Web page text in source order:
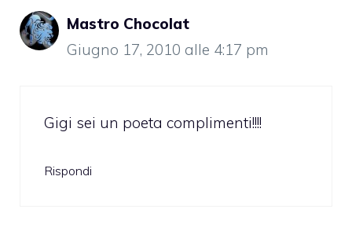
Mastro Chocolat
Giugno 17, 2010 alle 4:17 pm
Gigi sei un poeta complimenti!!!!
Rispondi